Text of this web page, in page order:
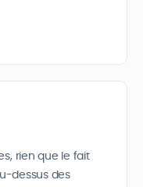
rien que le fait
dessus des